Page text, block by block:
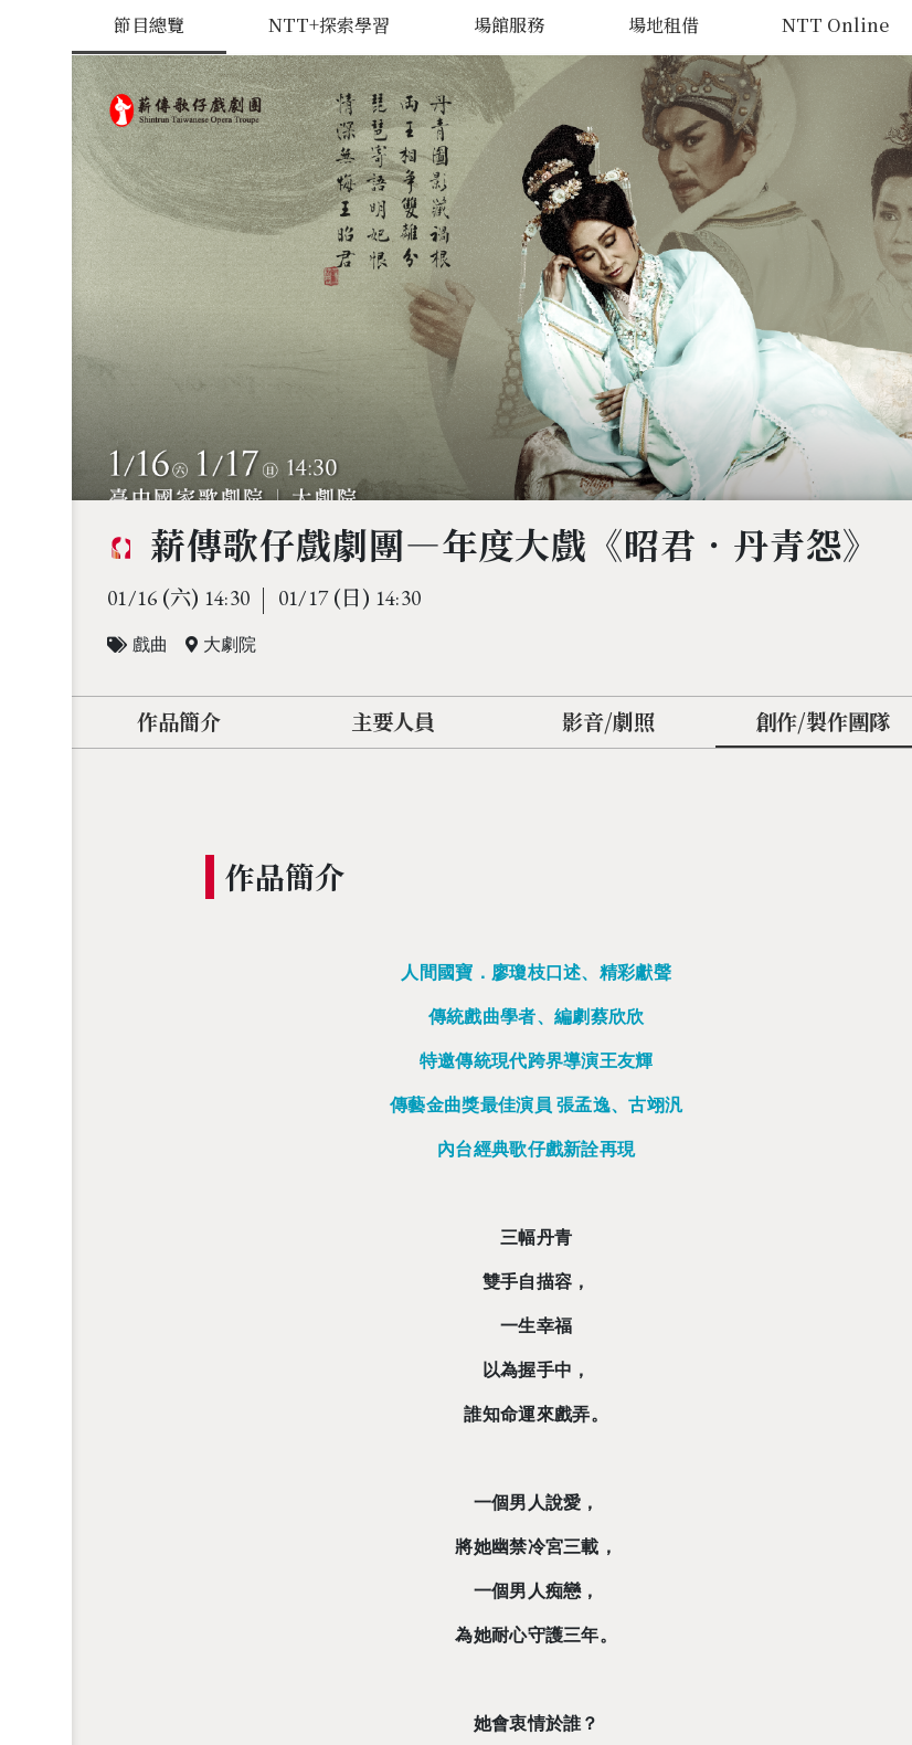
節目總覽 NTT+探索學習 場館服務 場地租借 NTT Online
薪傳歌仔戲劇團—年度大戲《昭君．丹青怨》
01/16 (六) 14:30 01/17 (日) 14:30
戲曲 大劇院
作品簡介 主要人員 影音/劇照 創作/製作團隊
作品簡介
人間國寶．廖瓊枝口述、精彩獻聲
傳統戲曲學者、編劇蔡欣欣
特邀傳統現代跨界導演王友輝
傳藝金曲獎最佳演員 張孟逸、古翊汎
內台經典歌仔戲新詮再現
三幅丹青
雙手自描容，
一生幸福
以為握手中，
誰知命運來戲弄。
一個男人說愛，
將她幽禁冷宮三載，
一個男人痴戀，
為她耐心守護三年。
她會衷情於誰？